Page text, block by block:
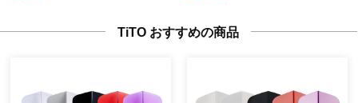
TiTO おすすめの商品